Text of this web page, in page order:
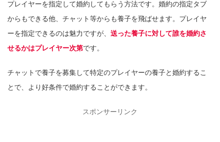
プレイヤーを指定して婚約してもらう方法です。婚約の指定タブ
からもできる他、チャット等からも養子を飛ばせます。プレイヤ
ーを指定できるのは魅力ですが、 送った養子に対して誰を婚約さ
せるかはプレイヤー次第です。
チャットで養子を募集して特定のプレイヤーの養子と婚約するこ
とで、より好条件で婚約することができます。
スポンサーリンク